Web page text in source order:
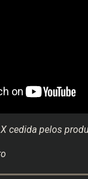
cedida pelos